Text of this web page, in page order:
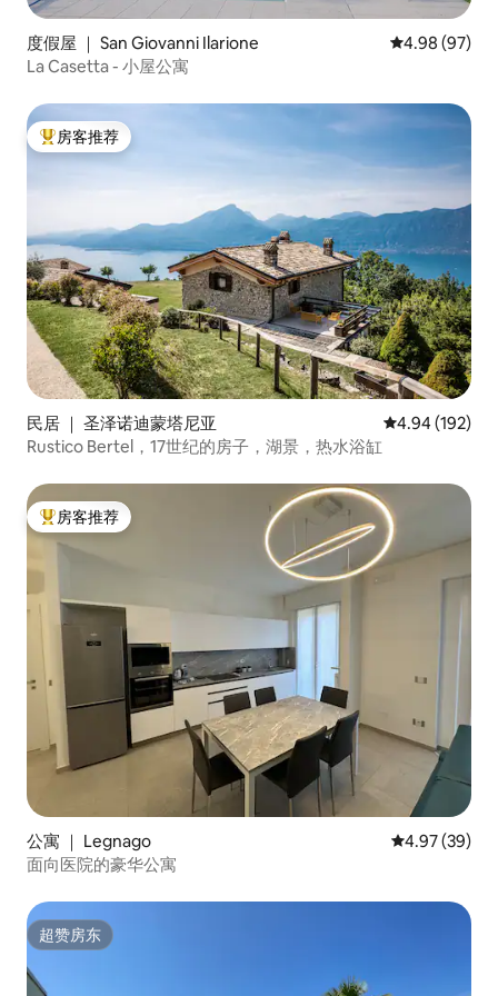
度假屋 ｜ San Giovanni Ilarione 平均评分 4.98
4.98 (97)
La Casetta - 小屋公寓
热门「房客推荐」
房客推荐
民居 ｜ 圣泽诺迪蒙塔尼亚 平均评分 4.94
4.94 (192)
Rustico Bertel，17世纪的房子，湖景，热水浴缸
热门「房客推荐」
房客推荐
公寓 ｜ Legnago 平均评分
4.97 (39)
面向医院的豪华公寓
超赞房东
超赞房东